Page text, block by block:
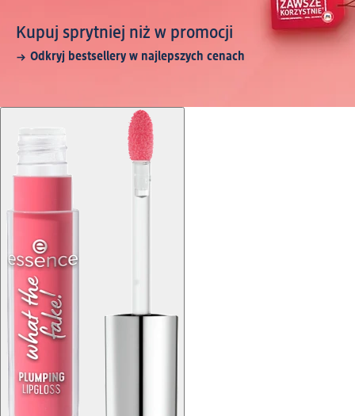
Kupuj sprytniej niż w promocji
Odkryj bestsellery w najlepszych cenach